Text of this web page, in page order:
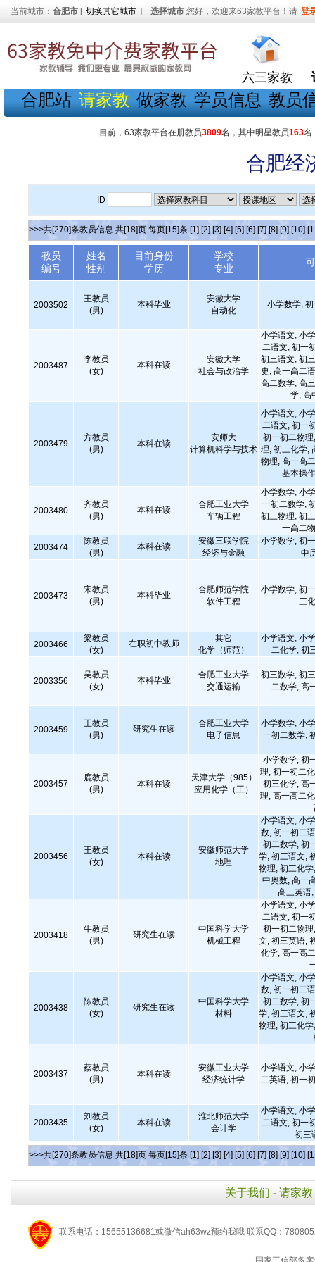
当前城市： 合肥市 [ 切换其它城市 ] 选择城市 您好，欢迎来63家教平台！请 登
六三家教
合肥站 请家教 做家教 学员信息 教员
目前，63家教平台在册教员3809名，其中明星教员163名
合肥经
ID
>>>共[270]条教员信息 共[18]页 每页[15]条 [1] [2] [3] [4] [5] [6] [7] [8] [9] [10]
教员
编号
姓名
性别
目前身份
学历
学校
专业
2003502
王教员
(男)
本科毕业
安徽大学
自动化
小学数学,
2003487
李教员
(女)
本科在读
安徽大学
社会与政治学
小学语文, 小
二语文, 初一
初三语文, 初
史, 高一高二
高二数学, 高
学, 高
2003479
方教员
(男)
本科在读
安师大
计算机科学与技术
小学语文, 小
二语文, 初一
初一初二物
理, 初三化学,
物理, 高一高
基本操
2003480
齐教员
(男)
本科在读
合肥工业大学
车辆工程
小学数学, 小
一初二数学,
初三物理, 初
一高二
2003474
陈教员
(男)
本科在读
安徽三联学院
经济与金融
小学数学, 初
中
2003473
宋教员
(男)
本科毕业
合肥师范学院
软件工程
小学数学, 初
三
2003466
梁教员
(女)
在职初中教师
其它
化学（师范）
小学语文, 小
二化学, 初
2003356
吴教员
(女)
本科毕业
合肥工业大学
交通运输
初三数学, 初
二数学, 高
2003459
王教员
(男)
研究生在读
合肥工业大学
电子信息
小学数学, 小
一初二数学,
2003457
鹿教员
(男)
本科在读
天津大学（985）
应用化学（工）
小学数学, 初
理, 初一初二
初三化学, 高
理, 高一高二
2003456
王教员
(女)
本科在读
安徽师范大学
地理
小学语文, 小
数, 初一初二
初二数学, 初
学, 初三语文,
物理, 初三化
中奥数, 高一
高三英语
2003418
牛教员
(男)
研究生在读
中国科学大学
机械工程
小学语文, 小
二语文, 初一
初一初二物
文, 初三英语,
化学, 高一高
2003438
陈教员
(女)
研究生在读
中国科学大学
材料
小学语文, 小
数, 初一初二
初二数学, 初
学, 初三语文,
物理, 初三化
2003437
蔡教员
(男)
本科在读
安徽工业大学
经济统计学
小学语文, 小
二英语, 初一
2003435
刘教员
(女)
本科在读
淮北师范大学
会计学
小学语文, 小
二语文, 初一
初三
>>>共[270]条教员信息 共[18]页 每页[15]条 [1] [2] [3] [4] [5] [6] [7] [8] [9] [10]
关于我们 - 请家教
联系电话：15655136681或微信ah63wz预约我哦 联系QQ：